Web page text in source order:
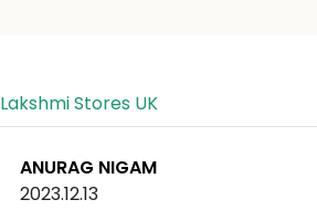
Lakshmi Stores UK
ANURAG NIGAM
2023.12.13